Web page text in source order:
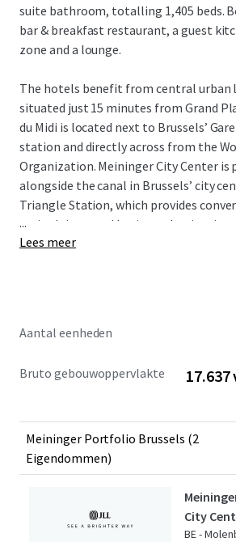
suite bathroom, totalling 1,405 beds.
bar & breakfast restaurant, a guest
zone and a lounge.
The hotels benefit from central urban
situated just 15 minutes from Grand
du Midi is located next to Brussels’
station and directly across from the
Organization. Meininger City Center is
alongside the canal in Brussels’ city
Triangle Station, which provides
major leisure and business destinations.
unexpired terms of 8 and 9 years) with
interest in extending the lease terms
...
Lees meer
Aantal eenheden
Bruto gebouwoppervlakte
Meininger Portfolio Brussels (2
Eigendommen)
City
BE -